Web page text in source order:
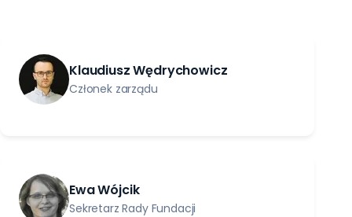
Klaudiusz Wędrychowicz
Członek zarządu
Ewa Wójcik​
Sekretarz Rady Fundacji